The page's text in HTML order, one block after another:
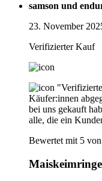
samson und
23. November
Verifizierter Kauf
Käufer:innen
bei uns gekauft
alle, die ein
Bewertet mit 5
Maiskeimringe